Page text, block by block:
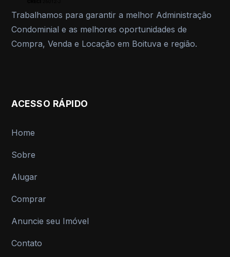
Trabalhamos para garantir a melhor Administração
Condominial e as melhores oportunidades de
Compra, Venda e Locação em Boituva e região.
ACESSO RÁPIDO
Home
Sobre
Alugar
Comprar
Anuncie seu Imóvel
Contato